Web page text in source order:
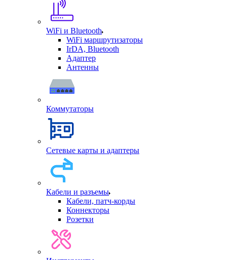
WiFi и Bluetooth
WiFi маршрутизаторы
IrDA, Bluetooth
Адаптер
Антенны
Коммутаторы
Сетевые карты и адаптеры
Кабели и разъемы
Кабели, патч-корды
Коннекторы
Розетки